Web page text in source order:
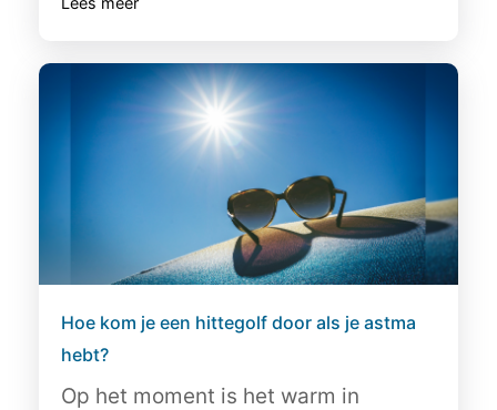
Hoe kom je een hittegolf door als je astma
hebt?
Op het moment is het warm in